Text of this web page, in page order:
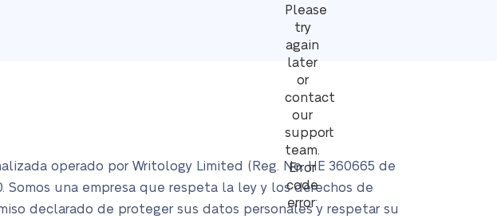
Please
try
again
later
or
contact
our
support
team.
Error
code
error:
operado por Writology Limited (Reg. No. HE 360665 de
Somos una empresa que respeta la ley y los derechos de
declarado de proteger sus datos personales y respetar su